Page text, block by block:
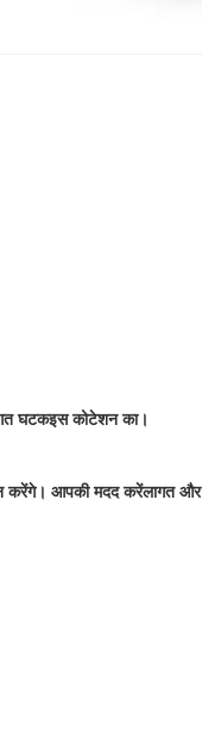
घटकइस कोटेशन का।
करेंगे। आपकी मदद करेंलागत और